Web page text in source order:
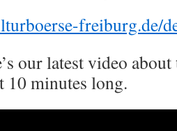
freiburg.de/
our latest video
10 minutes long.